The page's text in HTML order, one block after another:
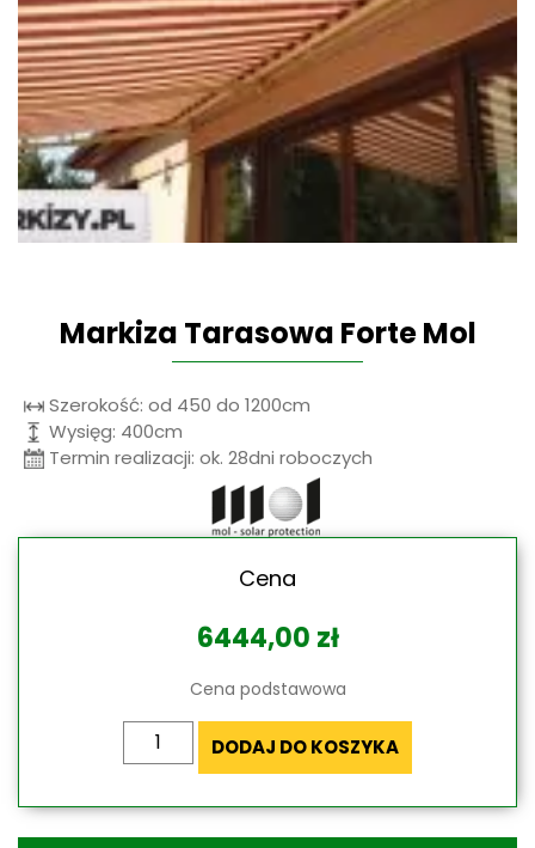
Markiza Tarasowa Forte Mol
Szerokość: od 450 do 1200cm
Wysięg: 400cm
Termin realizacji: ok. 28dni roboczych
Cena
6444,00 zł
Cena podstawowa
ilość
Markiza
Forte
DODAJ DO KOSZYKA